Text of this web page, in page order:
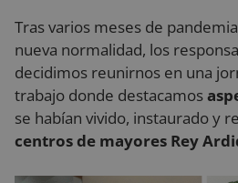
Tras varios meses de
nueva normalidad, los
decidimos reunirnos en una
trabajo donde destacamos
se habían vivido, instaurado y
centros de mayores Rey